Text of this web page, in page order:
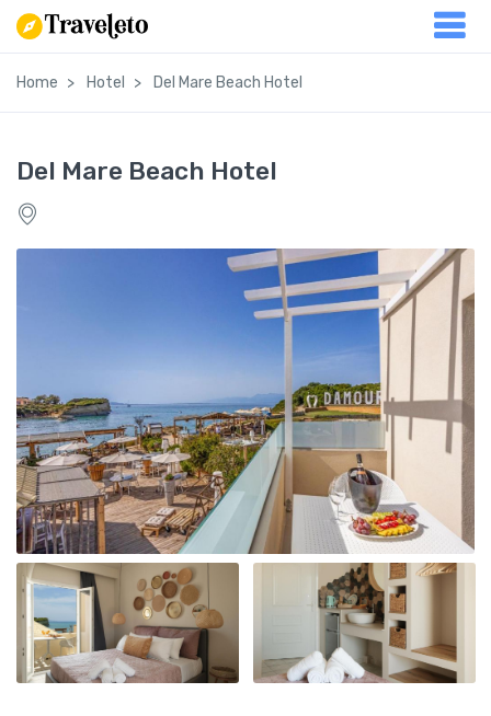
Home Hotel Del Mare Beach Hotel
Del Mare Beach Hotel